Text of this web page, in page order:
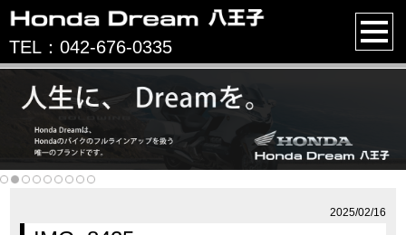
TEL：042-676-0335
2025/02/16